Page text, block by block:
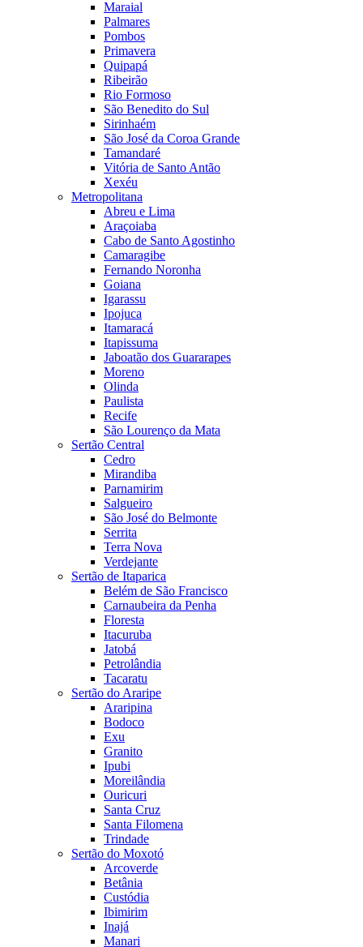
Maraial
Palmares
Pombos
Primavera
Quipapá
Ribeirão
Rio Formoso
São Benedito do Sul
Sirinhaém
São José da Coroa Grande
Tamandaré
Vitória de Santo Antão
Xexéu
Metropolitana
Abreu e Lima
Araçoiaba
Cabo de Santo Agostinho
Camaragibe
Fernando Noronha
Goiana
Igarassu
Ipojuca
Itamaracá
Itapissuma
Jaboatão dos Guararapes
Moreno
Olinda
Paulista
Recife
São Lourenço da Mata
Sertão Central
Cedro
Mirandiba
Parnamirim
Salgueiro
São José do Belmonte
Serrita
Terra Nova
Verdejante
Sertão de Itaparica
Belém de São Francisco
Carnaubeira da Penha
Floresta
Itacuruba
Jatobá
Petrolândia
Tacaratu
Sertão do Araripe
Araripina
Bodoco
Exu
Granito
Ipubi
Moreilândia
Ouricuri
Santa Cruz
Santa Filomena
Trindade
Sertão do Moxotó
Arcoverde
Betânia
Custódia
Ibimirim
Inajá
Manari